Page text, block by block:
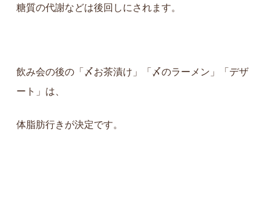
糖質の代謝などは後回しにされます。
飲み会の後の「〆お茶漬け」「〆のラーメン」「デザ
ート」は、
体脂肪行きが決定です。